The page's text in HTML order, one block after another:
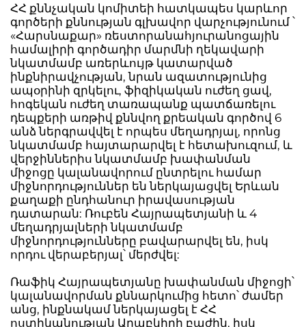
ՀՀ քննչական կոմիտեի հատկապես կարևոր
գործերի քննության գլխավոր վարչությունում ՝
«Հարսնաքար» ռեստորանահյուրանոցային
համալիրի գործադիր մարմնի ղեկավարի
նկատմամբ առերևույթ կատարված
ինքնիրավչության, նրան ազատությունից
ապօրինի զրկելու, ֆիզիկական ուժեղ ցավ,
հոգեկան ուժեղ տառապանք պատճառելու
դեպքերի առթիվ քննվող քրեական գործով 6
անձ ներգրավվել է որպես մեղադրյալ, որոնց
նկատմամբ հայտարարվել է հետախուզում, և
վերջիններիս նկատմամբ խափանման
միջոցը կալանավորում ընտրելու համար
միջնորդություններ են ներկայացվել Երևան
քաղաքի ընդհանուր իրավասության
դատարան: Ռուբեն Հայրապետյանի և 4
մեղադրյալների նկատմամբ
միջնորդությունները բավարարվել են, իսկ
որդու վերաբերյալ՝ մերժվել:
Ռաֆիկ Հայրապետյանը խափանման միջոցի՝
կալանավորման քննարկումից հետո՝ ժամեր
անց, ինքնակամ ներկայացել է ՀՀ
ոստիկանության Արաբկիրի բաժին, իսկ